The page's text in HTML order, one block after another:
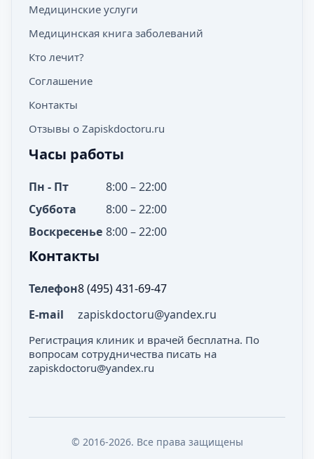
Медицинские услуги
Медицинская книга заболеваний
Кто лечит?
Соглашение
Контакты
Отзывы о Zapiskdoctoru.ru
Часы работы
Пн - Пт
8:00 – 22:00
Суббота
8:00 – 22:00
Воскресенье 8:00 – 22:00
Контакты
Телефон8 (495) 431-69-47
E-mail
zapiskdoctoru@yandex.ru
Регистрация клиник и врачей бесплатна. По
вопросам сотрудничества писать на
zapiskdoctoru@yandex.ru
© 2016-2026. Все права защищены